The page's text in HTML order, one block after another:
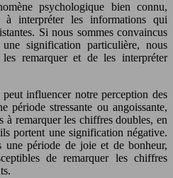
psychologique bien connu,
à interpréter les informations qui
Si nous sommes convaincus
signification particulière, nous
remarquer et de les interpréter
influencer notre perception des
période stressante ou angoissante,
à remarquer les chiffres doubles, en
portent une signification négative.
une période de joie et de bonheur,
de remarquer les chiffres